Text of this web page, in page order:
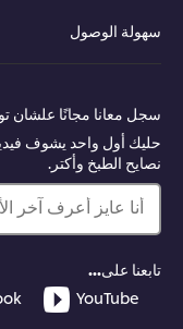
سهولة الوصول
سجل معانا مجانًا علشان
حليك أول واحد يشوف
نصايح الطبخ وأكتر.
أنا عايز أعرف آخر
تابعنا على...
YouTube